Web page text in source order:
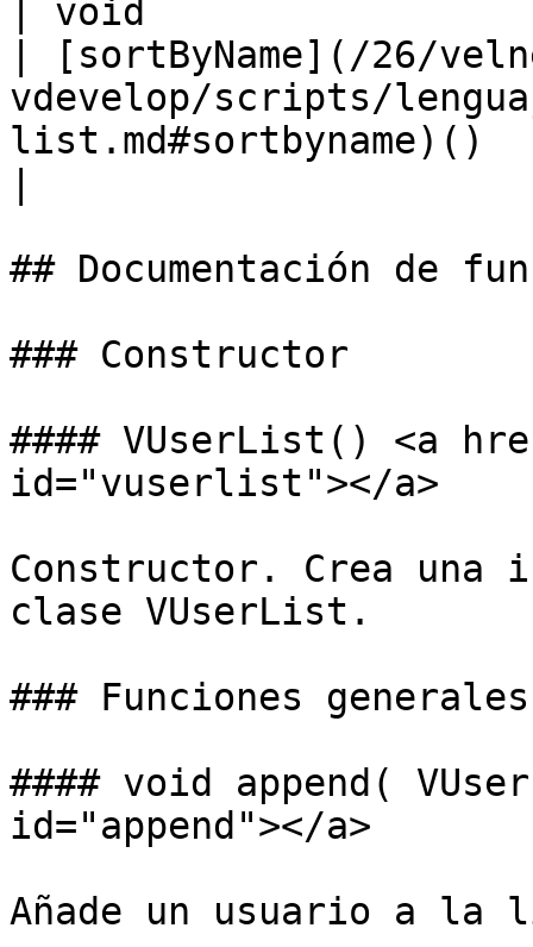
| void
| [sortByName](/26/
vdevelop/scripts/
list.md#sortbyname)()
## Documentación de
### Constructor
#### VUserList() <a
id="vuserlist"></a>
Constructor. Crea una
clase VUserList.
### Funciones generales
#### void append(
id="append"></a>
Añade un usuario a la